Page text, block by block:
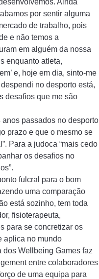
Ainda
por sentir alguma
de trabalho, pois
e não temos a
em alguém da nossa
enquanto atleta,
e, hoje em dia, sinto-me
no desporto está,
desafios que me são
passados no desporto
prazo e que o mesmo se
Para a judoca “mais cedo
os desafios no
fulcral para o bom
uma comparação
está sozinho, tem toda
fisioterapeuta,
para se concretizar os
aplica no mundo
Wellbeing Games faz
entre colaboradores
de uma equipa para